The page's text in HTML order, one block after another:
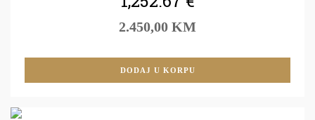
2.450,00 KM
DODAJ U KORPU